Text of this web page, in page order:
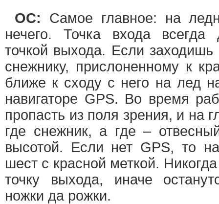
ОС: Самое главное: на
нечего. Точка входа
точкой выхода. Если
снежнику, прислоненному к
ближе к сходу с него на лед
навигаторе GPS. Во время
пропасть из поля зрения, и на
где снежник, а где –
высотой. Если нет GPS, то
шест с красной меткой.
точку выхода, иначе
ножки да рожки.